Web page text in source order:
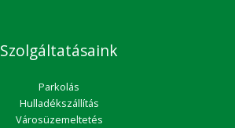
Szolgáltatásaink
Parkolás
Hulladékszállítás
Városüzemeltetés